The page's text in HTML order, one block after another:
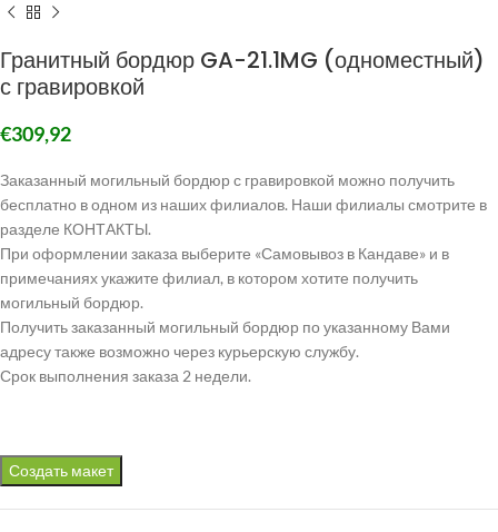
Гранитный бордюр GA-21.1MG (одноместный)
с гравировкой
€309,92
Заказанный могильный бордюр с гравировкой можно получить
бесплатно в одном из наших филиалов. Наши филиалы смотрите в
разделе КОНТАКТЫ.
При оформлении заказа выберите «Самовывоз в Кандаве» и в
примечаниях укажите филиал, в котором хотите получить
могильный бордюр.
Получить заказанный могильный бордюр по указанному Вами
адресу также возможно через курьерскую службу.
Срок выполнения заказа 2 недели.
Создать макет